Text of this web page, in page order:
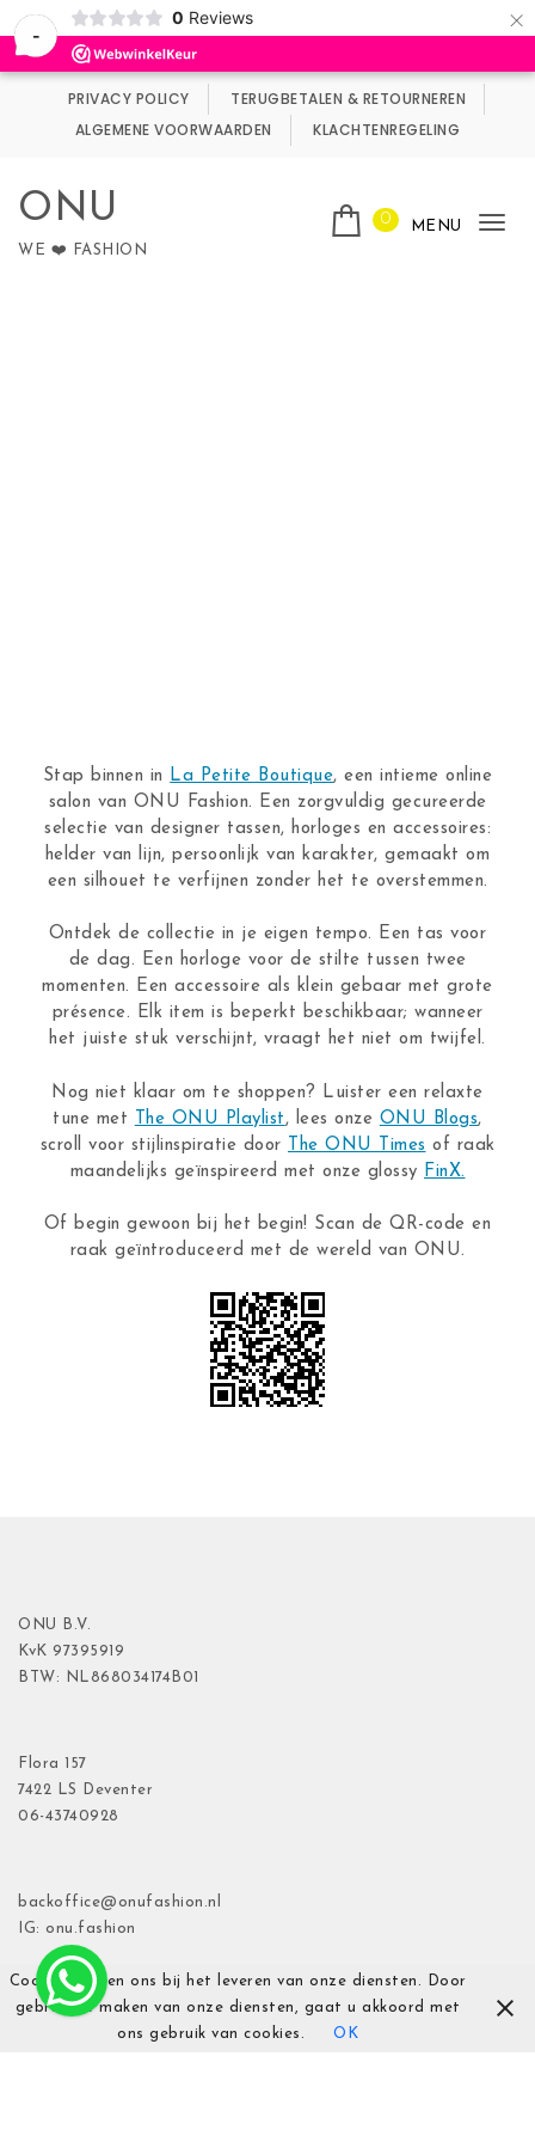
-
0 Reviews ×
Wij maken gebruik van cookies.
PRIVACY POLICY
TERUGBETALEN & RETOURNEREN
ALGEMENE VOORWAARDEN
KLACHTENREGELING
ONU
WE ❤️ FASHION
0 MENU
Stap binnen in La Petite Boutique, een intieme online
salon van ONU Fashion. Een zorgvuldig gecureerde
selectie van designer tassen, horloges en accessoires:
helder van lijn, persoonlijk van karakter, gemaakt om
een silhouet te verfijnen zonder het te overstemmen.
Ontdek de collectie in je eigen tempo. Een tas voor
de dag. Een horloge voor de stilte tussen twee
momenten. Een accessoire als klein gebaar met grote
présence. Elk item is beperkt beschikbaar; wanneer
het juiste stuk verschijnt, vraagt het niet om twijfel.
Nog niet klaar om te shoppen? Luister een relaxte
tune met
The ONU Playlist , lees onze ONU Blogs,
scroll voor stijlinspiratie door
The ONU Times of raak
maandelijks geïnspireerd met onze glossy FinX.
Of begin gewoon bij het begin! Scan de QR-code en
raak geïntroduceerd met de wereld van ONU.
ONU B.V.
KvK 97395919
BTW: NL868034174B01
Flora 157
7422 LS Deventer
06-43740928
backoffice@onufashion.nl
IG: onu.fashion
Cookies helpen ons bij het leveren van onze diensten. Door
gebruik te maken van onze diensten, gaat u akkoord met
ons gebruik van cookies.
OK